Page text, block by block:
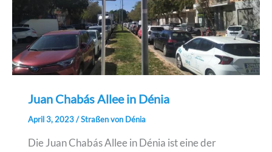
Juan Chabás Allee in Dénia
April 3, 2023/Straßen von Dénia
Die Juan Chabás Allee in Dénia ist eine der